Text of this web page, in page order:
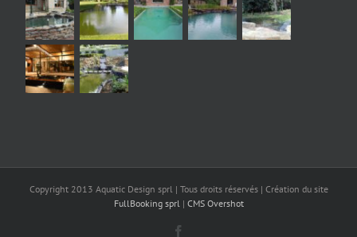
Copyright 2013 Aquatic Design sprl | Tous droits réservés | Création du site
FullBooking sprl | CMS Overshot